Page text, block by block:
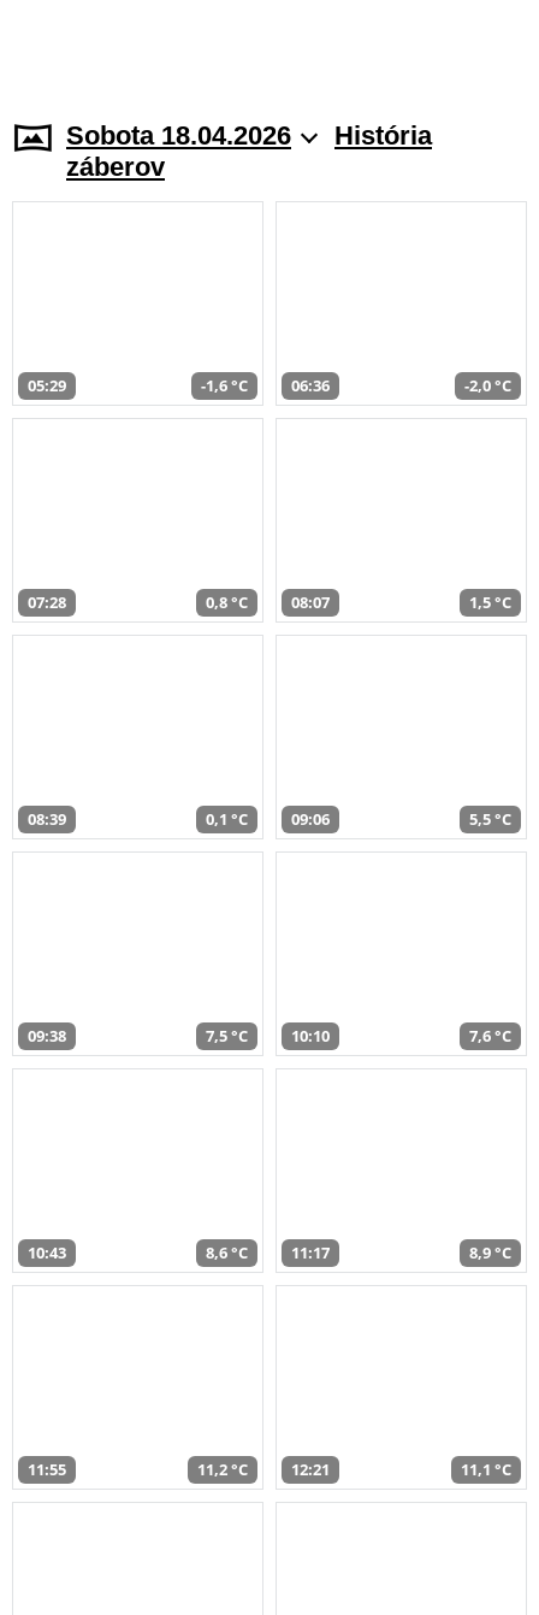
Sobota 18.04.2026
História
záberov
05:29 -1,6 °C 06:36 -2,0 °C
07:28 0,8 °C 08:07 1,5 °C
08:39 0,1 °C 09:06 5,5 °C
09:38 7,5 °C 10:10 7,6 °C
10:43 8,6 °C 11:17 8,9 °C
11:55 11,2 °C 12:21 11,1 °C